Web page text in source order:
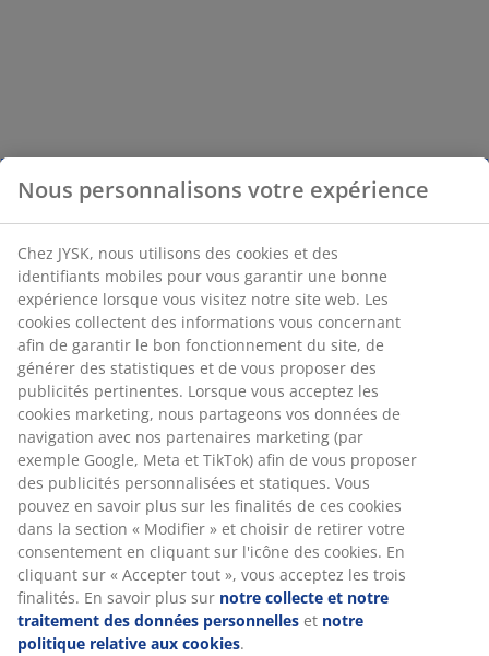
Nous personnalisons votre expérience
Chez JYSK, nous utilisons des cookies et des
identifiants mobiles pour vous garantir une bonne
expérience lorsque vous visitez notre site web. Les
cookies collectent des informations vous concernant
afin de garantir le bon fonctionnement du site, de
générer des statistiques et de vous proposer des
publicités pertinentes. Lorsque vous acceptez les
cookies marketing, nous partageons vos données de
navigation avec nos partenaires marketing (par
exemple Google, Meta et TikTok) afin de vous proposer
des publicités personnalisées et statiques. Vous
pouvez en savoir plus sur les finalités de ces cookies
dans la section « Modifier » et choisir de retirer votre
consentement en cliquant sur l'icône des cookies. En
cliquant sur « Accepter tout », vous acceptez les trois
finalités. En savoir plus sur notre collecte et notre
traitement des données personnelles et notre
politique relative aux cookies.